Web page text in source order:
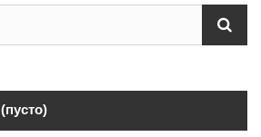
(пусто)